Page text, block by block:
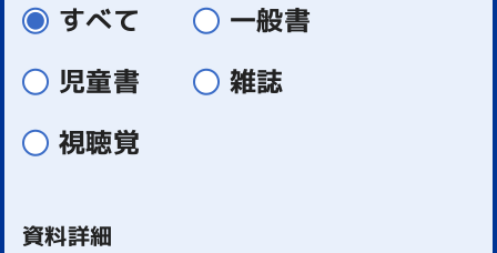
すべて
一般書
児童書
雑誌
視聴覚
資料詳細